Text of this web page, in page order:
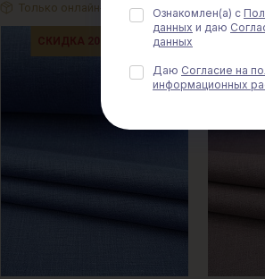
Только онлайн-заказ Ознакомлен(а) с
данных и даю
данных
Даю Согласие на
информационных